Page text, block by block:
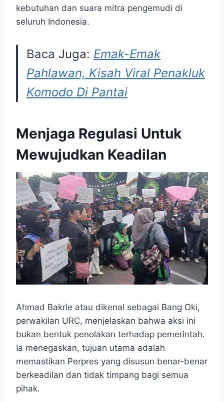
kebutuhan dan suara mitra pengemudi di
seluruh Indonesia.
Baca Juga: Emak-Emak
Pahlawan, Kisah Viral Penakluk
Komodo Di Pantai
Menjaga Regulasi Untuk
Mewujudkan Keadilan
Ahmad Bakrie atau dikenal sebagai Bang Oki,
perwakilan URC, menjelaskan bahwa aksi ini
bukan bentuk penolakan terhadap pemerintah.
Ia menegaskan, tujuan utama adalah
memastikan Perpres yang disusun benar-benar
berkeadilan dan tidak timpang bagi semua
pihak.